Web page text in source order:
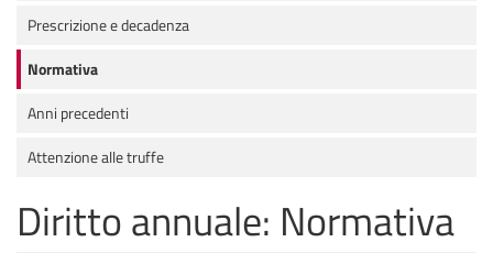
Prescrizione e decadenza
Normativa
Anni precedenti
Attenzione alle truffe
Diritto annuale: Normativa